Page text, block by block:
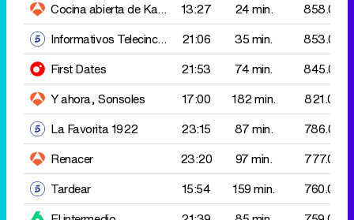
La Favorita 1922
23:15 87 min.
786.000
Renacer
23:20 97 min.
777.000
Tardear
15:54 159 min.
760.000
El intermedio
21:39 85 min.
759.000
La familia de la tele
15:57 184 min.
750.000
Vamos a ver más
13:30 87 min.
749.000
MasterChef
23:11 164 min. 745.000